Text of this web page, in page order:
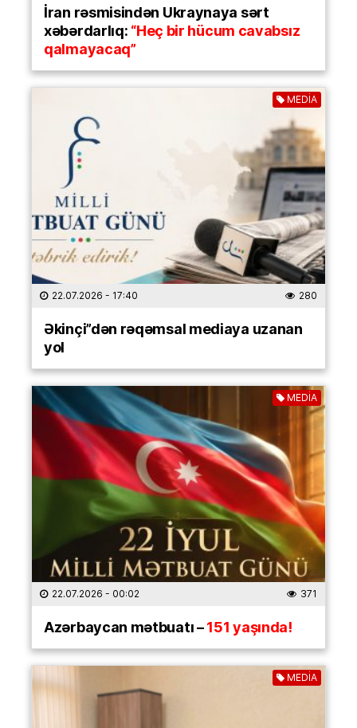
İran rəsmisindən Ukraynaya sərt
xəbərdarlıq:“Heç bir hücum cavabsız
qalmayacaq”
MEDİA
22.07.2026 - 17:40 280
Əkinçi”dən rəqəmsal mediaya uzanan
yol
MEDİA
22.07.2026 - 00:02 371
Azərbaycan mətbuatı –151 yaşında!
MEDİA